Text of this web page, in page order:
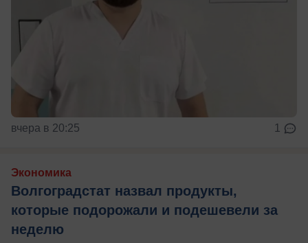
вчера в 20:25 1
Экономика
Волгоградстат назвал продукты,
которые подорожали и подешевели за
неделю